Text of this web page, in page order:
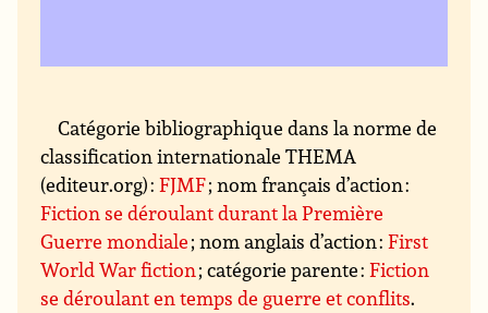
Catégorie bibliographique dans la norme de
classification internationale THEMA
(editeur.org) :FJMF; nom français d’action :
Fiction se déroulant durant la Première
Guerre mondiale; nom anglais d’action :First
World War fiction; catégorie parente :Fiction
se déroulant en temps de guerre et conflits.